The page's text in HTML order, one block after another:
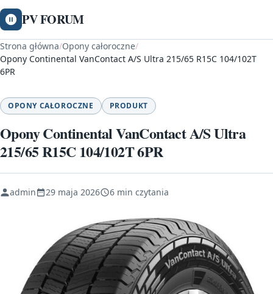
PV FORUM
Strona główna/Opony całoroczne/
Opony Continental VanContact A/S Ultra 215/65 R15C 104/102T
6PR
OPONY CAŁOROCZNE PRODUKT
Opony Continental VanContact A/S Ultra
215/65 R15C 104/102T 6PR
admin 29 maja 2026 6 min czytania